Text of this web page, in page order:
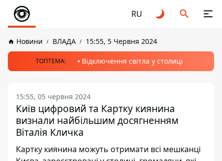
RU
Новини ВЛАДА 15:55, 5 Червня 2024
ТОПТЕМА: Відключення світла у столиці
15:55, 05 червня 2024
Київ цифровий та Картку киянина
визнали найбільшим досягненням
Віталія Кличка
Картку киянина можуть отримати всі мешканці